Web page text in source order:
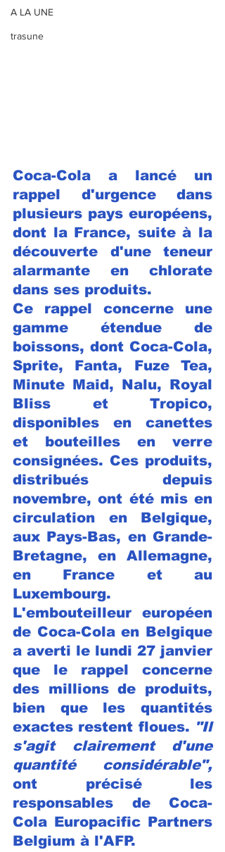
A LA UNE
trasune
Coca-Cola a lancé un
rappel d'urgence dans
plusieurs pays européens,
dont la France, suite à la
découverte d'une teneur
alarmante en chlorate
dans ses produits.
Ce rappel concerne une
gamme étendue de
boissons, dont Coca-Cola,
Sprite, Fanta, Fuze Tea,
Minute Maid, Nalu, Royal
Bliss et Tropico,
disponibles en canettes
et bouteilles en verre
consignées. Ces produits,
distribués depuis
novembre, ont été mis en
circulation en Belgique,
aux Pays-Bas, en Grande-
Bretagne, en Allemagne,
en France et au
Luxembourg.
L'embouteilleur européen
de Coca-Cola en Belgique
a averti le lundi 27 janvier
que le rappel concerne
des millions de produits,
bien que les quantités
exactes restent floues. "Il
s'agit clairement d'une
quantité considérable",
ont précisé les
responsables de Coca-
Cola Europacific Partners
Belgium à l'AFP.